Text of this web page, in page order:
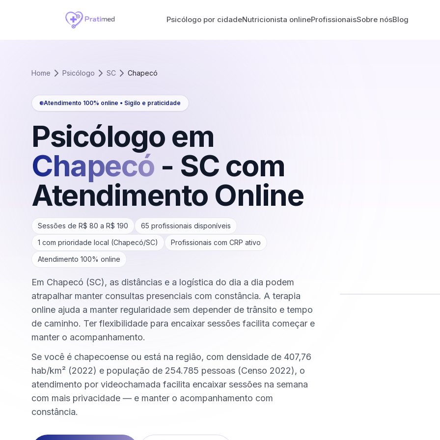
Psicólogo por cidadeNutricionista onlineProfissionaisSobre nósBlog
Home Psicólogo SC Chapecó
Atendimento 100% online • Sigilo e praticidade
Psicólogo em
Chapecó - SC com
Atendimento Online
Sessões de R$ 80 a R$ 190 65 profissionais disponíveis
1 com prioridade local (Chapecó/SC)
Profissionais com CRP ativo
Atendimento 100% online
Em Chapecó (SC), as distâncias e a logística do dia a dia podem
atrapalhar manter consultas presenciais com constância. A terapia
online ajuda a manter regularidade sem depender de trânsito e tempo
de caminho. Ter flexibilidade para encaixar sessões facilita começar e
manter o acompanhamento.
Se você é chapecoense ou está na região, com densidade de 407,76
hab/km² (2022) e população de 254.785 pessoas (Censo 2022), o
atendimento por videochamada facilita encaixar sessões na semana
com mais privacidade — e manter o acompanhamento com
constância.